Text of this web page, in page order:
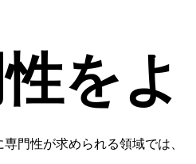
をよ
門性が求められる領域では、